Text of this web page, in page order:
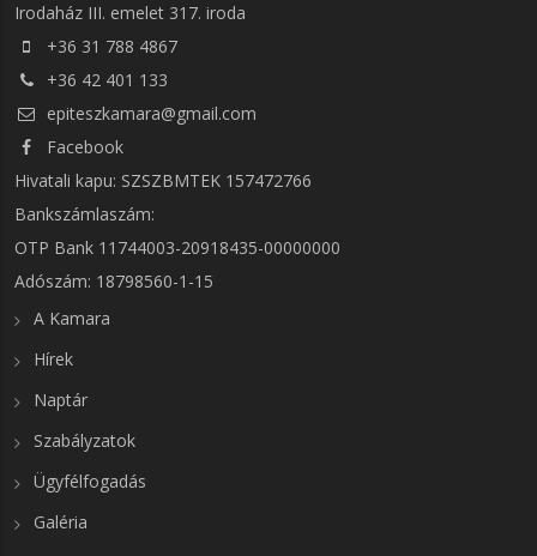
Irodaház III. emelet 317. iroda
+36 31 788 4867
+36 42 401 133
epiteszkamara@gmail.com
Facebook
Hivatali kapu: SZSZBMTEK 157472766
Bankszámlaszám:
OTP Bank 11744003-20918435-00000000
Adószám: 18798560-1-15
A Kamara
Hírek
Naptár
Szabályzatok
Ügyfélfogadás
Galéria